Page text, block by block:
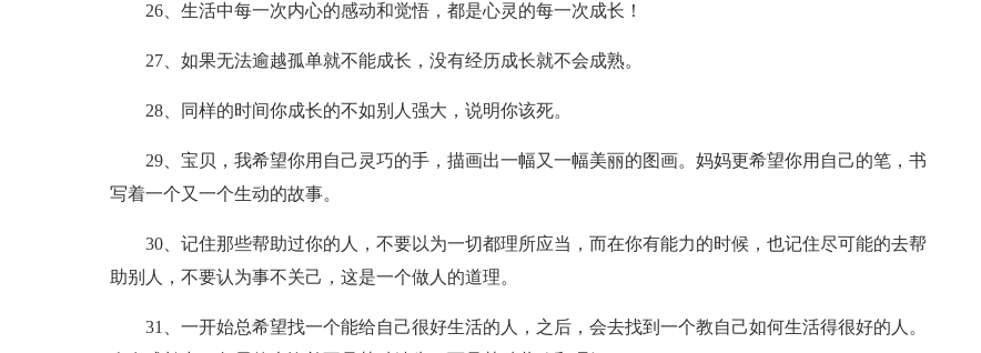
26、生活中每一次内心的感动和觉悟，都是心灵的每一次成长！
27、如果无法逾越孤单就不能成长，没有经历成长就不会成熟。
28、同样的时间你成长的不如别人强大，说明你该死。
29、宝贝，我希望你用自己灵巧的手，描画出一幅又一幅美丽的图画。妈妈更希望你用自己的笔，书
写着一个又一个生动的故事。
30、记住那些帮助过你的人，不要以为一切都理所应当，而在你有能力的时候，也记住尽可能的去帮
助别人，不要认为事不关己，这是一个做人的道理。
31、一开始总希望找一个能给自己很好生活的人，之后，会去找到一个教自己如何生活得很好的人。